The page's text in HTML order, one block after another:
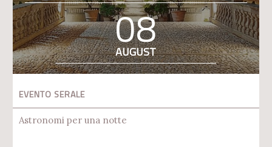
08
AUGUST
EVENTO SERALE
Astronomi per una notte